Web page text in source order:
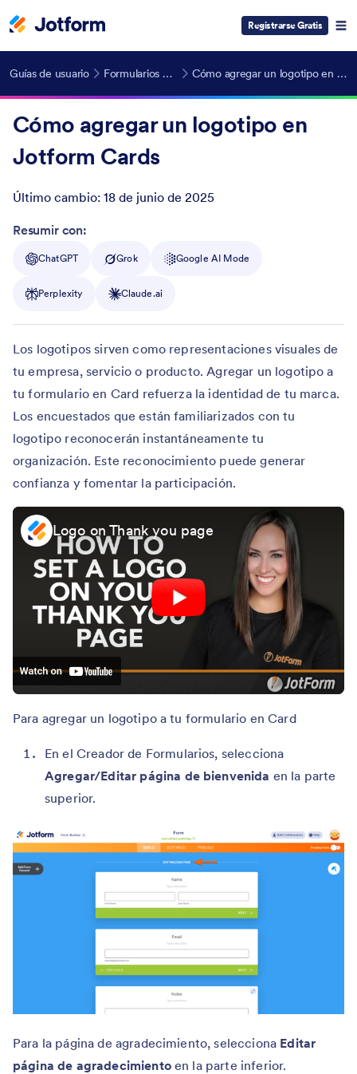
Registrarse Gratis
Guías de usuario Formularios de tarjeta Cómo agregar un logotipo en Jotform Cards
Cómo agregar un logotipo en
Jotform Cards
Último cambio: 18 de junio de 2025
Post ID
Resumir con:
ChatGPT Grok Google AI Mode
Perplexity Claude.ai
Los logotipos sirven como representaciones visuales de
tu empresa, servicio o producto. Agregar un logotipo a
tu formulario en Card refuerza la identidad de tu marca.
Los encuestados que están familiarizados con tu
logotipo reconocerán instantáneamente tu
organización. Este reconocimiento puede generar
confianza y fomentar la participación.
Logo on Thank you page
Para agregar un logotipo a tu formulario en Card
En el Creador de Formularios, selecciona
Agregar/Editar página de bienvenida en la parte
superior.
Para la página de agradecimiento, selecciona Editar
página de agradecimientoen la parte inferior.